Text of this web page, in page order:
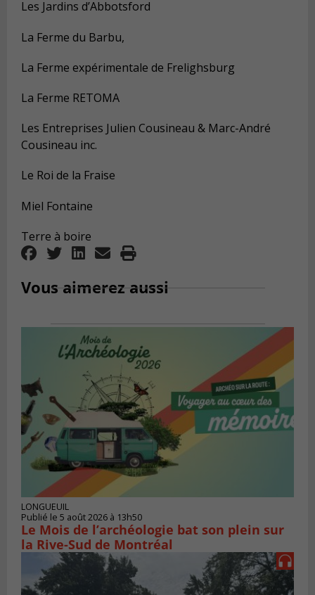
Les Jardins d’Abbotsford
La Ferme du Barbu,
La Ferme expérimentale de Frelighsburg
La Ferme RETOMA
Les Entreprises Julien Cousineau & Marc-André
Cousineau inc.
Le Roi de la Fraise
Miel Fontaine
Terre à boire
Vous aimerez aussi
LONGUEUIL
Publié le 5 août 2026 à 13h50
Le Mois de l’archéologie bat son plein sur
la Rive-Sud de Montréal